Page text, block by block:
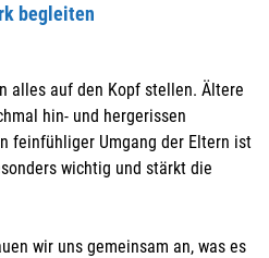
begleiten
alles auf den Kopf stellen. Ältere
hin- und hergerissen
feinfühliger Umgang der Eltern ist
wichtig und stärkt die
wir uns gemeinsam an, was es